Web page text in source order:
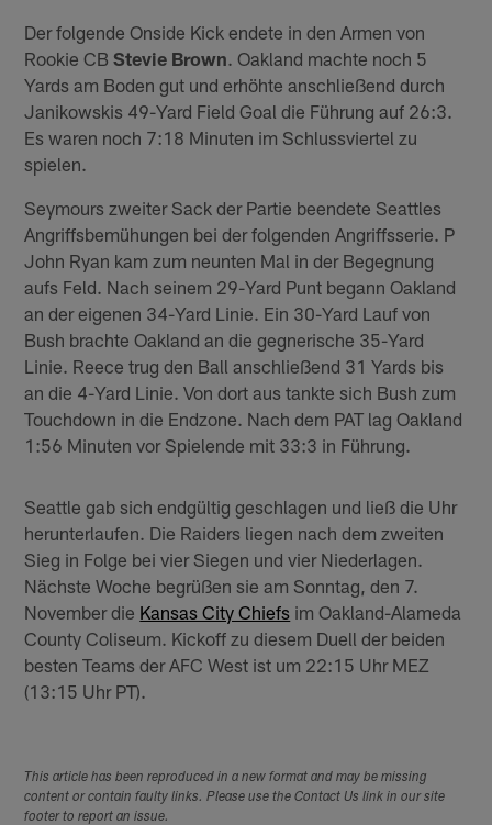
Der folgende Onside Kick endete in den Armen von
Rookie CBStevie Brown . Oakland machte noch 5
Yards am Boden gut und erhöhte anschließend durch
Janikowskis 49-Yard Field Goal die Führung auf 26:3.
Es waren noch 7:18 Minuten im Schlussviertel zu
spielen.
Seymours zweiter Sack der Partie beendete Seattles
Angriffsbemühungen bei der folgenden Angriffsserie. P
John Ryan kam zum neunten Mal in der Begegnung
aufs Feld. Nach seinem 29-Yard Punt begann Oakland
an der eigenen 34-Yard Linie. Ein 30-Yard Lauf von
Bush brachte Oakland an die gegnerische 35-Yard
Linie. Reece trug den Ball anschließend 31 Yards bis
an die 4-Yard Linie. Von dort aus tankte sich Bush zum
Touchdown in die Endzone. Nach dem PAT lag Oakland
1:56 Minuten vor Spielende mit 33:3 in Führung.
Seattle gab sich endgültig geschlagen und ließ die Uhr
herunterlaufen. Die Raiders liegen nach dem zweiten
Sieg in Folge bei vier Siegen und vier Niederlagen.
Nächste Woche begrüßen sie am Sonntag, den 7.
November die Kansas City Chiefs im Oakland-Alameda
County Coliseum. Kickoff zu diesem Duell der beiden
besten Teams der AFC West ist um 22:15 Uhr MEZ
(13:15 Uhr PT).
This article has been reproduced in a new format and may be missing
content or contain faulty links. Please use the Contact Us link in our site
footer to report an issue.